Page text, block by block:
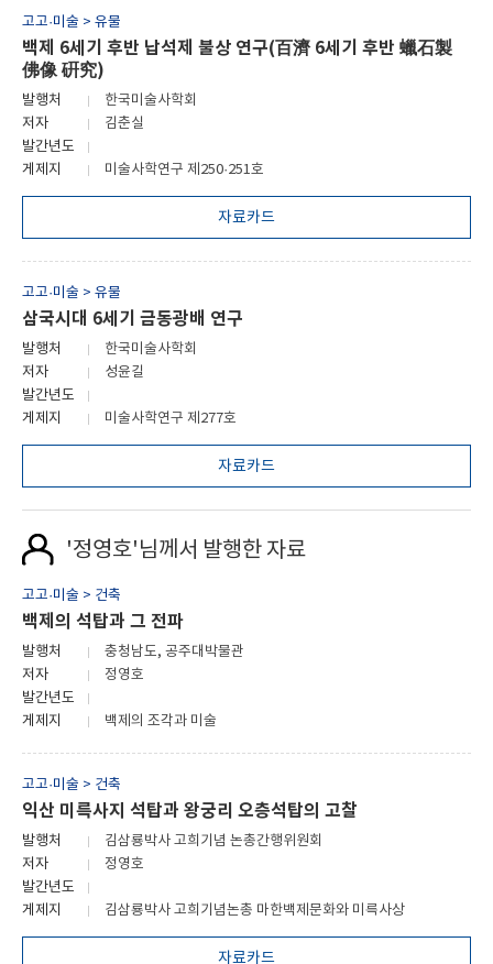
고고·미술 > 유물
백제 6세기 후반 납석제 불상 연구(百濟 6세기 후반 蠟石製
佛像 硏究)
발행처
한국미술사학회
저자
김춘실
발간년도
게제지
미술사학연구 제250·251호
자료카드
고고·미술 > 유물
삼국시대 6세기 금동광배 연구
발행처
한국미술사학회
저자
성윤길
발간년도
게제지
미술사학연구 제277호
자료카드
'정영호'님께서 발행한 자료
고고·미술 > 건축
백제의 석탑과 그 전파
발행처
충청남도, 공주대박물관
저자
정영호
발간년도
게제지
백제의 조각과 미술
고고·미술 > 건축
익산 미륵사지 석탑과 왕궁리 오층석탑의 고찰
발행처
김삼룡박사 고희기념 논총간행위원회
저자
정영호
발간년도
게제지
김삼룡박사 고희기념논총 마한백제문화와 미륵사상
자료카드